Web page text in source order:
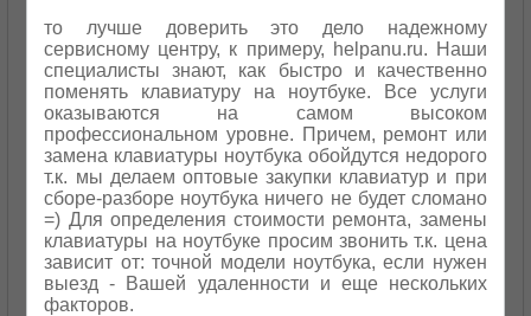
то лучше доверить это дело надежному
сервисному центру, к примеру, helpanu.ru. Наши
специалисты знают, как быстро и качественно
поменять клавиатуру на ноутбуке. Все услуги
оказываются на самом высоком
профессиональном уровне. Причем, ремонт или
замена клавиатуры ноутбука обойдутся недорого
т.к. мы делаем оптовые закупки клавиатур и при
сборе-разборе ноутбука ничего не будет сломано
=) Для определения стоимости ремонта, замены
клавиатуры на ноутбуке просим звонить т.к. цена
зависит от: точной модели ноутбука, если нужен
выезд - Вашей удаленности и еще нескольких
факторов.